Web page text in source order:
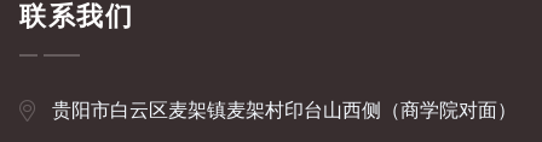
联系我们
贵阳市白云区麦架镇麦架村印台山西侧（商学院对面）